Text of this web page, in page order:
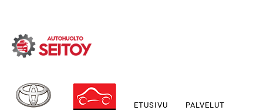
content
ETUSIVU PALVELUT